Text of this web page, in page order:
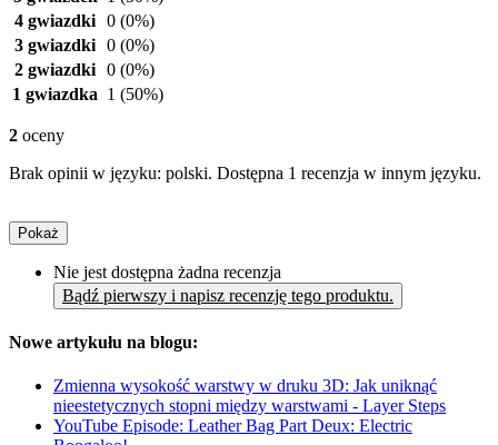
4 gwiazdki 0 (0%)
3 gwiazdki 0 (0%)
2 gwiazdki 0 (0%)
1 gwiazdka 1 (50%)
2 oceny
Brak opinii w języku: polski. Dostępna 1 recenzja w innym języku.
Pokaż
Nie jest dostępna żadna recenzja
Bądź pierwszy i napisz recenzję tego produktu.
Nowe artykułu na blogu:
Zmienna wysokość warstwy w druku 3D: Jak uniknąć
nieestetycznych stopni między warstwami - Layer Steps
YouTube Episode: Leather Bag Part Deux: Electric